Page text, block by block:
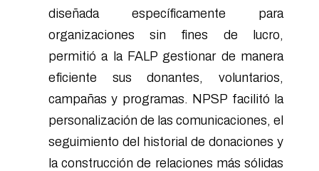
diseñada específicamente para
organizaciones sin fines de lucro,
permitió a la FALP gestionar de manera
eficiente sus donantes, voluntarios,
campañas y programas. NPSP facilitó la
personalización de las comunicaciones, el
seguimiento del historial de donaciones y
la construcción de relaciones más sólidas